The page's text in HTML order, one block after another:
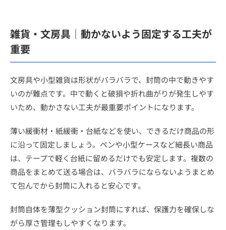
雑貨・文房具｜動かないよう固定する工夫が
重要
文房具や小型雑貨は形状がバラバラで、封筒の中で動きやす
いのが難点です。中で動くと破損や折れ曲がりが発生しやす
いため、動かさない工夫が最重要ポイントになります。
薄い緩衝材・紙緩衝・台紙などを使い、できるだけ商品の形
に沿って固定しましょう。ペンや小型ケースなど細長い商品
は、テープで軽く台紙に留めるだけでも安定します。複数の
商品をまとめて送る場合は、バラバラにならないようまとめ
て包んでから封筒に入れると安心です。
封筒自体を薄型クッション封筒にすれば、保護力を確保しな
がら厚さ管理もしやすくなります。